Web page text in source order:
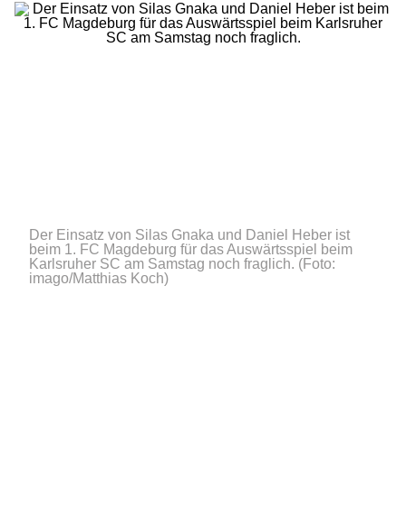
Der Einsatz von Silas Gnaka und Daniel Heber ist
beim 1. FC Magdeburg für das Auswärtsspiel beim
Karlsruher SC am Samstag noch fraglich. (Foto:
imago/Matthias Koch)